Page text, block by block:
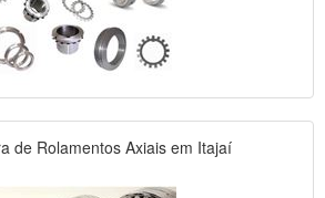
de Rolamentos Axiais em Itajaí